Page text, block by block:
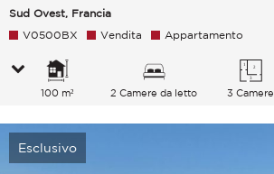
Sud Ovest, Francia
V0500BX Vendita Appartamento
100 m² 2 Camere da letto 3 Camere
Esclusivo